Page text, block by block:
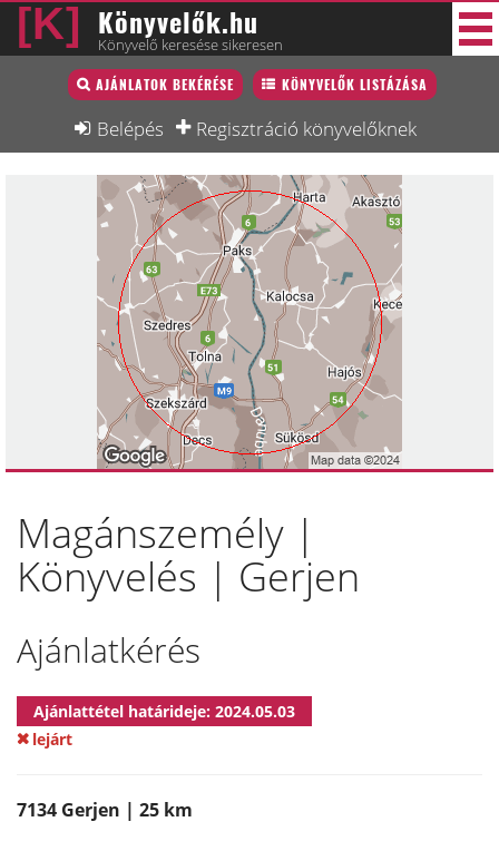
Könyvelők.hu
Könyvelő keresése sikeresen
AJÁNLATOK BEKÉRÉSE KÖNYVELŐK LISTÁZÁSA
Belépés Regisztráció könyvelőknek
Könyvelő lista
Könyvelési munkák
Képzésnaptár
Magánszemély |
Könyvelés | Gerjen
Ajánlatkérés
Ajánlattétel határideje: 2024.05.03
lejárt
7134 Gerjen | 25 km